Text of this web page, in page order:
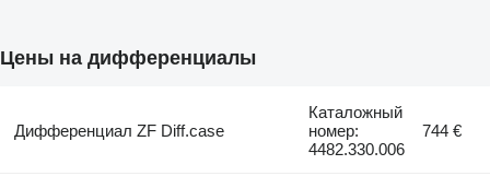
Цены на дифференциалы
Дифференциал ZF Diff.case
Каталожный
номер:
4482.330.006
744 €